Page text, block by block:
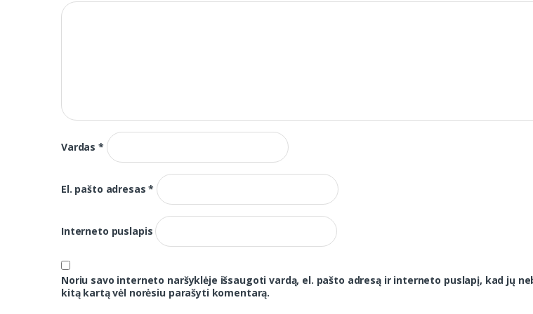
Vardas*
El. pašto adresas*
Interneto puslapis
Noriu savo interneto naršyklėje išsaugoti vardą, el. pašto adresą ir interneto puslapį, kad jų
kitą kartą vėl norėsiu parašyti komentarą.